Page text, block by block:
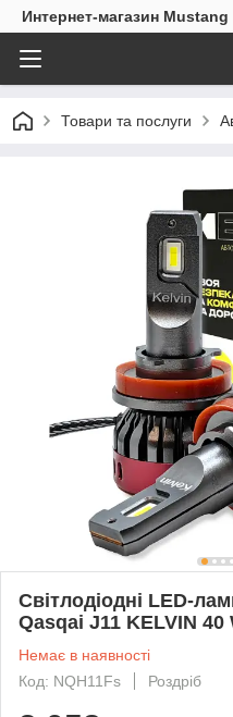
Интернет-магазин Mustang
Товари та послуги
Світлодіодні LED-
Qasqai J11 KELVIN 40
Немає в наявності
Код: NQH11Fs
Роздріб